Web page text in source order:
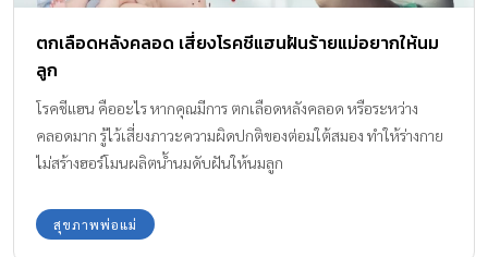
ตกเลือดหลังคลอด เสี่ยงโรคชีแฮนฝันร้ายแม่อยากให้นม
ลูก
โรคชีแฮน คืออะไร หากคุณมีการ ตกเลือดหลังคลอด หรือระหว่าง
คลอดมาก รู้ไว้เสี่ยงภาวะความผิดปกติของต่อมใต้สมอง ทำให้ร่างกาย
ไม่สร้างฮอร์โมนผลิตน้ำนมดับฝันให้นมลูก
สุขภาพพ่อแม่